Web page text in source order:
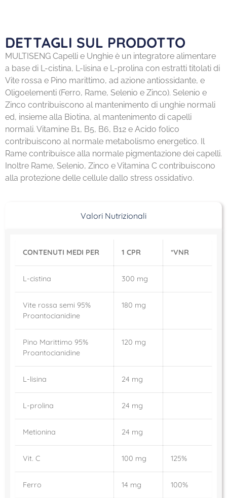
DETTAGLI SUL PRODOTTO
MULTISENG Capelli e Unghie è un integratore alimentare
a base di L-cistina, L-lisina e L-prolina con estratti titolati di
Vite rossa e Pino marittimo, ad azione antiossidante, e
Oligoelementi (Ferro, Rame, Selenio e Zinco). Selenio e
Zinco contribuiscono al mantenimento di unghie normali
ed, insieme alla Biotina, al mantenimento di capelli
normali. Vitamine B1, B5, B6, B12 e Acido folico
contribuiscono al normale metabolismo energetico. Il
Rame contribuisce alla normale pigmentazione dei capelli.
Inoltre Rame, Selenio, Zinco e Vitamina C contribuiscono
alla protezione delle cellule dallo stress ossidativo.
Valori Nutrizionali
CONTENUTI MEDI PER 1 CPR *VNR
L-cistina 300 mg
Vite rossa semi 95%
Proantocianidine
180 mg
Pino Marittimo 95%
Proantocianidine
120 mg
L-lisina 24 mg
L-prolina 24 mg
Metionina 24 mg
Vit. C 100 mg 125%
Ferro 14 mg 100%